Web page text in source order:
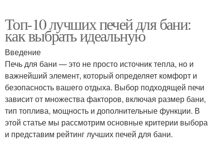
Топ-10 лучших печей для бани:
как выбрать идеальную
Введение
Печь для бани — это не просто источник тепла, но и
важнейший элемент, который определяет комфорт и
безопасность вашего отдыха. Выбор подходящей печи
зависит от множества факторов, включая размер бани,
тип топлива, мощность и дополнительные функции. В
этой статье мы рассмотрим основные критерии выбора
и представим рейтинг лучших печей для бани.